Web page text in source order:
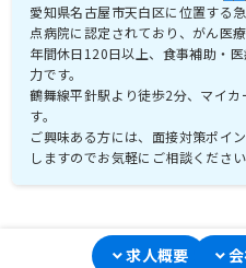
愛知県名古屋市天白区に位置する
点病院に認定されており、がん医
年間休日120日以上、食事補助・
力です。
鶴舞線平針駅より徒歩2分、マイ
す。
ご興味ある方には、面接対策ポイ
求人概要